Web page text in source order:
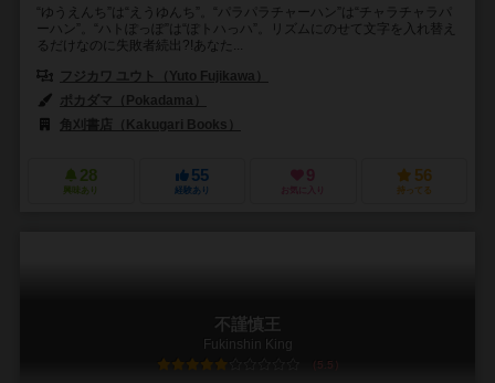
“ゆうえんち”は“えうゆんち”。“パラパラチャーハン”は“チャラチャラパ
ーハン”。“ハトぽっぽ”は“ぽトハっハ”。リズムにのせて文字を入れ替え
るだけなのに失敗者続出?!あなた...
フジカワ ユウト（Yuto Fujikawa）
ポカダマ（Pokadama）
角刈書店（Kakugari Books）
28
興味あり
55
経験あり
9
お気に入り
56
持ってる
不謹慎王
Fukinshin King
5.5